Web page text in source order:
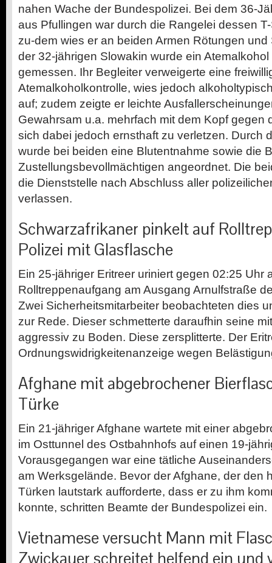
nahen Wache der Bundespolizei. Bei dem 36-
aus Pfullingen war durch die Rangelei dessen
zu-dem wies er an beiden Armen Rötungen
der 32-jährigen Slowakin wurde ein
gemessen. Ihr Begleiter verweigerte eine
Atemalkoholkontrolle, wies jedoch
auf; zudem zeigte er leichte
Gewahrsam u.a. mehrfach mit dem Kopf gegen
sich dabei jedoch ernsthaft zu verletzen. Durch
wurde bei beiden eine Blutentnahme sowie die
Zustellungsbevollmächtigen angeordnet. Die
die Dienststelle nach Abschluss aller
verlassen.
Schwarzafrikaner pinkelt auf
Polizei mit Glasflasche
Ein 25-jähriger Eritreer uriniert gegen 02:25 Uhr
Rolltreppenaufgang am Ausgang Arnulfstraße
Zwei Sicherheitsmitarbeiter beobachteten dies
zur Rede. Dieser schmetterte daraufhin seine
aggressiv zu Boden. Diese zersplitterte. Der
Ordnungswidrigkeitenanzeige wegen
Afghane mit abgebrochener
Türke
Ein 21-jähriger Afghane wartete mit einer
im Osttunnel des Ostbahnhofs auf einen 19-
Vorausgegangen war eine tätliche
am Werksgelände. Bevor der Afghane, der den
Türken lautstark aufforderte, dass er zu ihm
konnte, schritten Beamte der Bundespolizei ein.
Vietnamese versucht Mann mit
Zwickauer schreitet helfend ein und